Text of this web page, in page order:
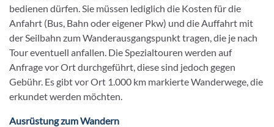
bedienen dürfen. Sie müssen lediglich die Kosten für die
Anfahrt (Bus, Bahn oder eigener Pkw) und die Auffahrt mit
der Seilbahn zum Wanderausgangspunkt tragen, die je nach
Tour eventuell anfallen. Die Spezialtouren werden auf
Anfrage vor Ort durchgeführt, diese sind jedoch gegen
Gebühr. Es gibt vor Ort 1.000 km markierte Wanderwege, die
erkundet werden möchten.
Ausrüstung zum Wandern